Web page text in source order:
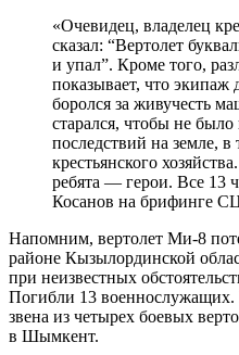
«Очевидец, владелец
сказал: “Вертолет
и упал”. Кроме того,
показывает, что экипаж
боролся за живучесть
старался, чтобы не
последствий на земле,
крестьянского
ребята — герои. Все 13
Косанов на брифинге
Напомним, вертолет Ми-8
районе Кызылординской
при неизвестных
Погибли 13 военнослужащих.
звена из четырех боевых
в Шымкент.